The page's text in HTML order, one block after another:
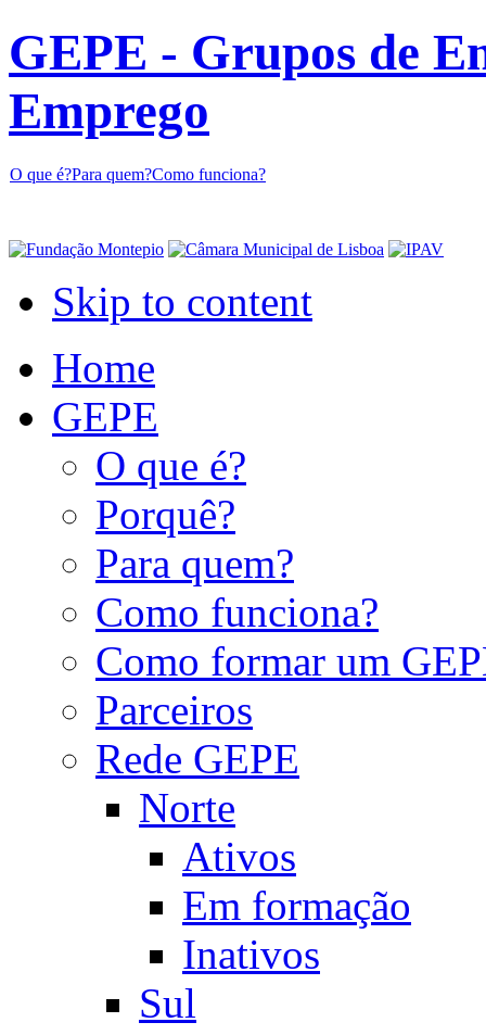
GEPE - Grupos de
Emprego
O que é?Para quem?Como funciona?
Skip to content
Home
GEPE
O que é?
Porquê?
Para quem?
Como funciona?
Como formar um
Parceiros
Rede GEPE
Norte
Ativos
Em formação
Inativos
Sul